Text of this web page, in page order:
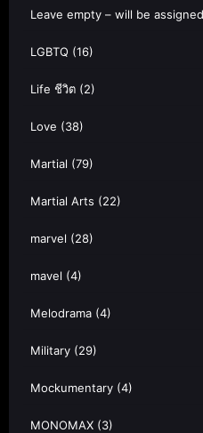
Leave empty – will be
LGBTQ (16)
Life ชีวิต (2)
Love (38)
Martial (79)
Martial Arts (22)
marvel (28)
mavel (4)
Melodrama (4)
Military (29)
Mockumentary (4)
MONOMAX (3)